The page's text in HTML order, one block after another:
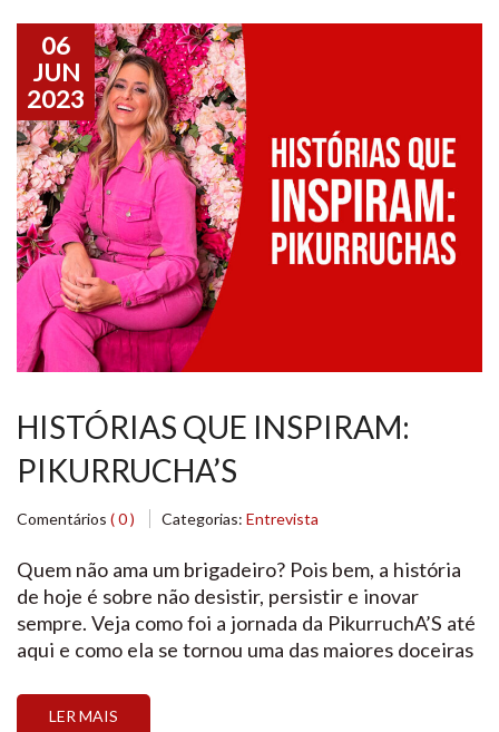
HISTÓRIAS QUE INSPIRAM:
PIKURRUCHA’S
Comentários ( 0 ) Categorias: Entrevista
Quem não ama um brigadeiro? Pois bem, a história
de hoje é sobre não desistir, persistir e inovar
sempre. Veja como foi a jornada da PikurruchA’S até
aqui e como ela se tornou uma das maiores doceiras
LER MAIS
06
JUN
2023